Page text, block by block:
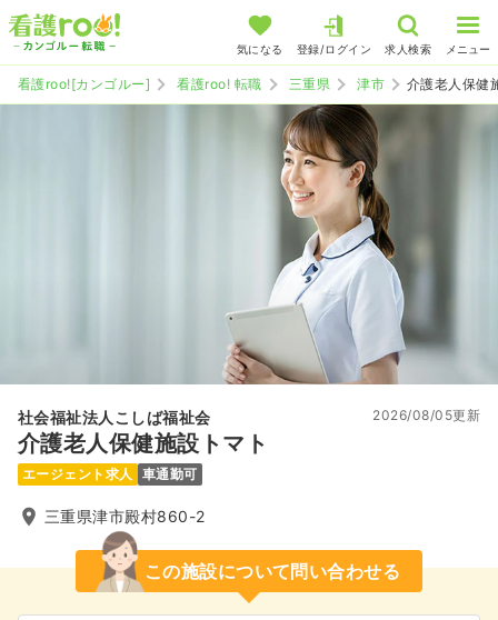
気になる 登録/ログイン 求人検索 メニュー
看護roo![カンゴルー] 看護roo! 転職 三重県 津市 介護老人保健
社会福祉法人こしば福祉会
介護老人保健施設トマト
2026/08/05更新
エージェント求人 車通勤可
三重県津市殿村860-2
この施設について問い合わせる